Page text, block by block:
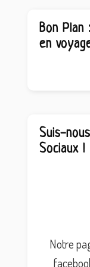
Bon Plan
en
Suis-
Sociaux !
Notre